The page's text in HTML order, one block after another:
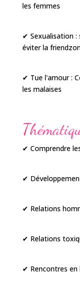
les femmes
✔ Sexualisation :
éviter la
✔ Tue l'amour :
les malaises
✔ Comprendre
✔
✔ Relations
✔ Relations
✔ Rencontres en